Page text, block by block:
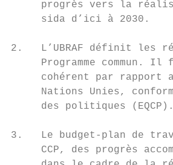
progrès vers la
     sida d’ici à 2030.
2.   L’UBRAF définit les
Programme commun. Il
cohérent par rapport
Nations Unies,
     des politiques (EQCP).
3.   Le budget-plan de
CCP, des progrès